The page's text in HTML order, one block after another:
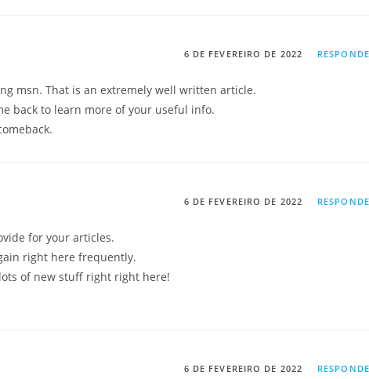
6 DE FEVEREIRO DE 2022
msn. That is an extremely well written article.
back to learn more of your useful info.
6 DE FEVEREIRO DE 2022
for your articles.
right here frequently.
of new stuff right right here!
6 DE FEVEREIRO DE 2022